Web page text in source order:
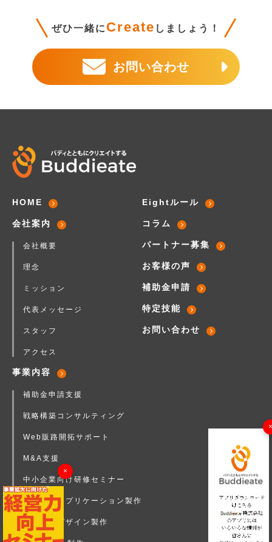
×
×
ぜひ一緒に Create しましょう！
お問い合わせ
HOME
会社案内
会社概要
理念
ミッション
代表メッセージ
スタッフ
アクセス
事業内容
補助金申請支援
戦略構築コンサルティング
Web販路開拓サポート
M&A支援
中小企業向け研修セミナー
店舗向けアプリケーション製作
企業ロゴデザイン製作
Eightルール
コラム
パートナー募集
お客様の声
補助金申請
特定技能
お問い合わせ